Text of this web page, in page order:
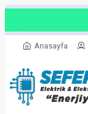
Anasayfa